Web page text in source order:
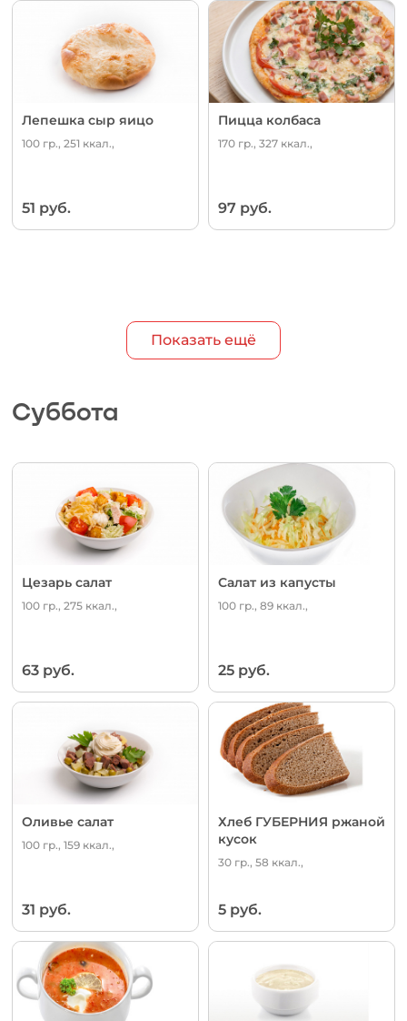
Лепешка сыр яицо
100 гр., 251 ккал.,
51 руб.
Пицца колбаса
170 гр., 327 ккал.,
97 руб.
Показать ещё
Суббота
Цезарь салат
100 гр., 275 ккал.,
63 руб.
Салат из капусты
100 гр., 89 ккал.,
25 руб.
Оливье салат
100 гр., 159 ккал.,
31 руб.
Хлеб ГУБЕРНИЯ ржаной
кусок
30 гр., 58 ккал.,
5 руб.